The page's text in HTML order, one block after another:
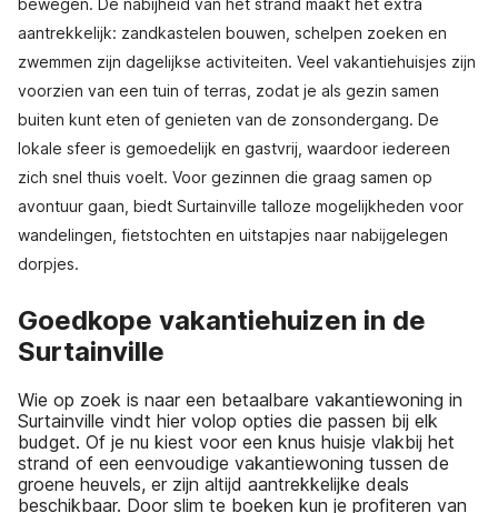
bewegen. De nabijheid van het strand maakt het extra
aantrekkelijk: zandkastelen bouwen, schelpen zoeken en
zwemmen zijn dagelijkse activiteiten. Veel vakantiehuisjes zijn
voorzien van een tuin of terras, zodat je als gezin samen
buiten kunt eten of genieten van de zonsondergang. De
lokale sfeer is gemoedelijk en gastvrij, waardoor iedereen
zich snel thuis voelt. Voor gezinnen die graag samen op
avontuur gaan, biedt Surtainville talloze mogelijkheden voor
wandelingen, fietstochten en uitstapjes naar nabijgelegen
dorpjes.
Goedkope vakantiehuizen in de
Surtainville
Wie op zoek is naar een betaalbare vakantiewoning in
Surtainville vindt hier volop opties die passen bij elk
budget. Of je nu kiest voor een knus huisje vlakbij het
strand of een eenvoudige vakantiewoning tussen de
groene heuvels, er zijn altijd aantrekkelijke deals
beschikbaar. Door slim te boeken kun je profiteren van